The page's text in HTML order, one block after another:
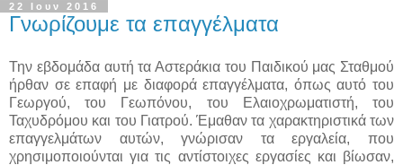
22 Ιουν 2016
Γνωρίζουμε τα επαγγέλματα
Την εβδομάδα αυτή τα Αστεράκια του Παιδικού μας Σταθμού
ήρθαν σε επαφή με διαφορά επαγγέλματα, όπως αυτό του
Γεωργού, του Γεωπόνου, του Ελαιοχρωματιστή, του
Ταχυδρόμου και του Γιατρού. Έμαθαν τα χαρακτηριστικά των
επαγγελμάτων αυτών, γνώρισαν τα εργαλεία, που
χρησιμοποιούνται για τις αντίστοιχες εργασίες και βίωσαν,